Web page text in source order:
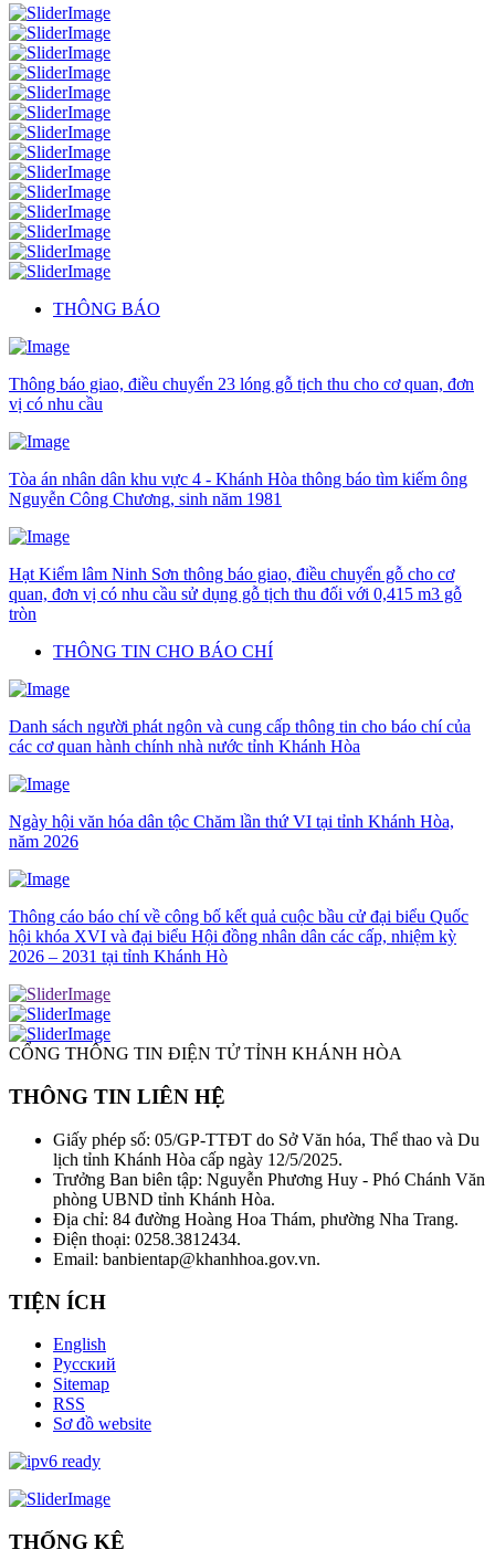
THÔNG BÁO
Thông báo giao, điều chuyển 23 lóng gỗ tịch thu cho cơ quan, đơn
vị có nhu cầu
Tòa án nhân dân khu vực 4 - Khánh Hòa thông báo tìm kiếm ông
Nguyễn Công Chương, sinh năm 1981
Hạt Kiểm lâm Ninh Sơn thông báo giao, điều chuyển gỗ cho cơ
quan, đơn vị có nhu cầu sử dụng gỗ tịch thu đối với 0,415 m3 gỗ
tròn
THÔNG TIN CHO BÁO CHÍ
Danh sách người phát ngôn và cung cấp thông tin cho báo chí của
các cơ quan hành chính nhà nước tỉnh Khánh Hòa
Ngày hội văn hóa dân tộc Chăm lần thứ VI tại tỉnh Khánh Hòa,
năm 2026
Thông cáo báo chí về công bố kết quả cuộc bầu cử đại biểu Quốc
hội khóa XVI và đại biểu Hội đồng nhân dân các cấp, nhiệm kỳ
2026 – 2031 tại tỉnh Khánh Hò
CỔNG THÔNG TIN ĐIỆN TỬ TỈNH KHÁNH HÒA
THÔNG TIN LIÊN HỆ
Giấy phép số: 05/GP-TTĐT do Sở Văn hóa, Thể thao và Du
lịch tỉnh Khánh Hòa cấp ngày 12/5/2025.
Trưởng Ban biên tập: Nguyễn Phương Huy - Phó Chánh Văn
phòng UBND tỉnh Khánh Hòa.
Địa chỉ: 84 đường Hoàng Hoa Thám, phường Nha Trang.
Điện thoại: 0258.3812434.
Email: banbientap@khanhhoa.gov.vn.
TIỆN ÍCH
English
Русский
Sitemap
RSS
Sơ đồ website
THỐNG KÊ